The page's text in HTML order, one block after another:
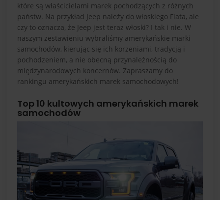
które są właścicielami marek pochodzących z różnych
państw. Na przykład Jeep należy do włoskiego Fiata, ale
czy to oznacza, że Jeep jest teraz włoski? I tak i nie. W
naszym zestawieniu wybraliśmy amerykańskie marki
samochodów, kierując się ich korzeniami, tradycją i
pochodzeniem, a nie obecną przynależnością do
międzynarodowych koncernów. Zapraszamy do
rankingu amerykańskich marek samochodowych!
Top 10 kultowych amerykańskich marek
samochodów